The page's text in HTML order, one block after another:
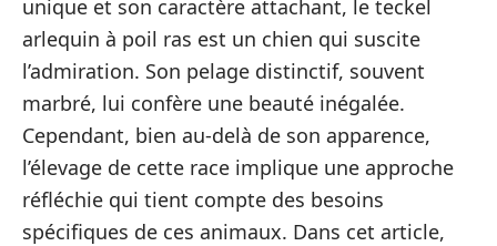
unique et son caractère attachant, le teckel
arlequin à poil ras est un chien qui suscite
l’admiration. Son pelage distinctif, souvent
marbré, lui confère une beauté inégalée.
Cependant, bien au-delà de son apparence,
l’élevage de cette race implique une approche
réfléchie qui tient compte des besoins
spécifiques de ces animaux. Dans cet article,